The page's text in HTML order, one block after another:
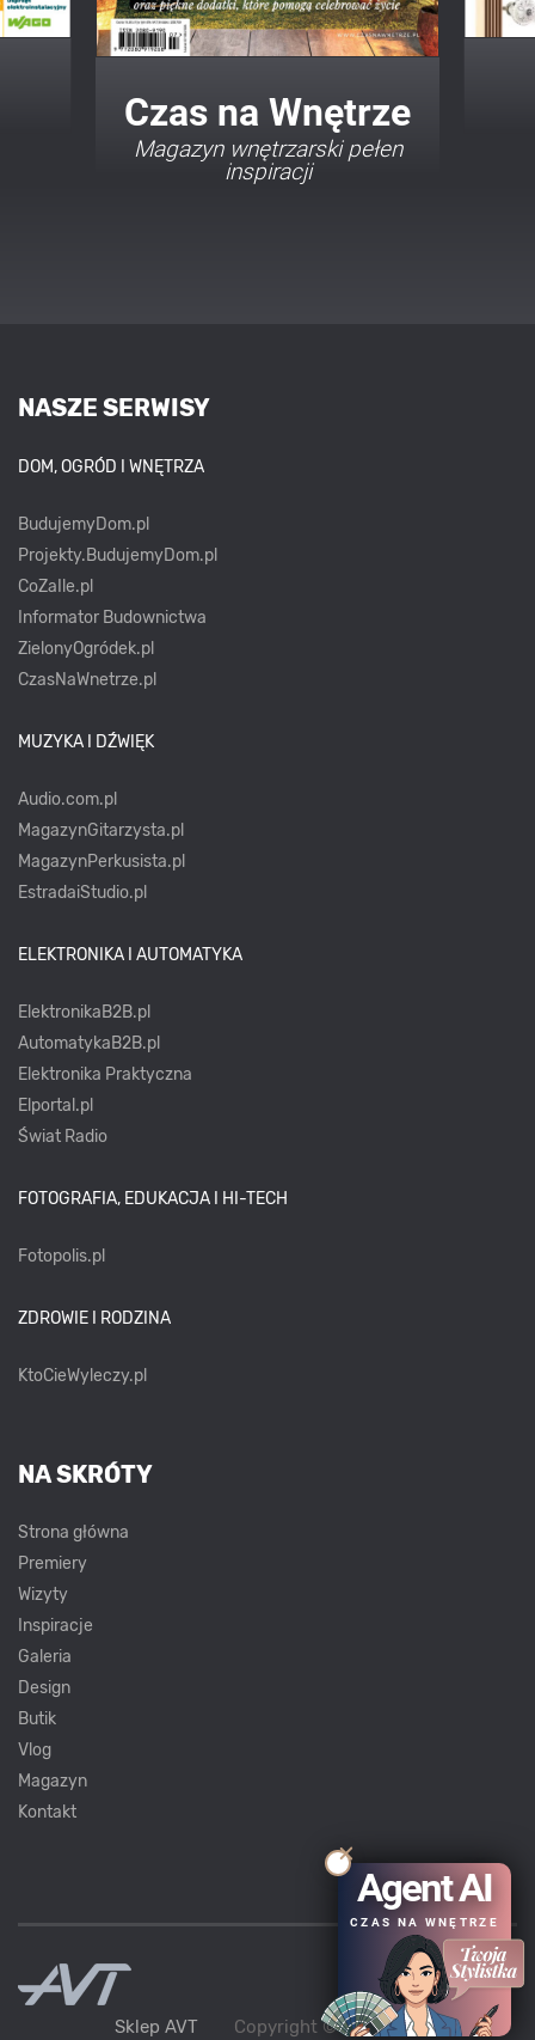
Twój Dom Twój Styl
Porady i inspiracje w
najmodniejszych stylach
NASZE SERWISY
DOM, OGRÓD I WNĘTRZA
BudujemyDom.pl
Projekty.BudujemyDom.pl
CoZaIle.pl
Informator Budownictwa
ZielonyOgródek.pl
CzasNaWnetrze.pl
MUZYKA I DŹWIĘK
Audio.com.pl
MagazynGitarzysta.pl
MagazynPerkusista.pl
EstradaiStudio.pl
ELEKTRONIKA I AUTOMATYKA
ElektronikaB2B.pl
AutomatykaB2B.pl
Elektronika Praktyczna
Elportal.pl
Świat Radio
FOTOGRAFIA, EDUKACJA I HI-TECH
Fotopolis.pl
ZDROWIE I RODZINA
KtoCieWyleczy.pl
NA SKRÓTY
Strona główna
Premiery
Wizyty
Inspiracje
Galeria
Design
Butik
Vlog
Magazyn
Kontakt
Sklep AVT Copyright ©AVT2021
Agent AI
CZAS NA WNĘTRZE